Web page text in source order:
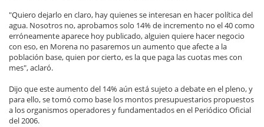
"Quiero dejarlo en claro, hay quienes se interesan en hacer política del
agua. Nosotros no, aprobamos solo 14% de incremento no el 40 como
erróneamente aparece hoy publicado, alguien quiere hacer negocio
con eso, en Morena no pasaremos un aumento que afecte a la
población base, quien por cierto, es la que paga las cuotas mes con
mes", aclaró.
Dijo que este aumento del 14% aún está sujeto a debate en el pleno, y
para ello, se tomó como base los montos presupuestarios propuestos
a los organismos operadores y fundamentados en el Periódico Oficial
del 2006.